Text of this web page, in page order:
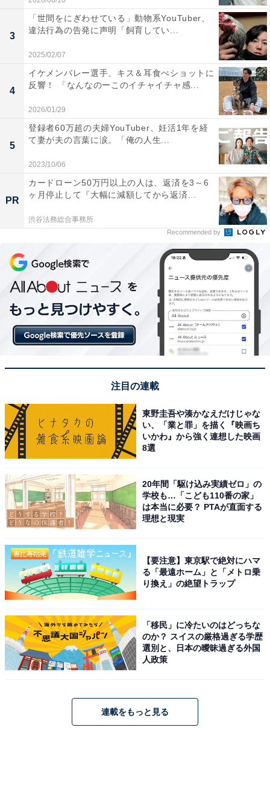
3
「世間をにぎわせている」動物系YouTuber、
違法行為の告発に声明「飼育してい...
2025/02/07
4
イケメンバレー選手、キス＆耳食べショットに
反響！ 「なんなのーこのイチャイチャ感...
2026/01/29
5
登録者60万超の夫婦YouTuber、妊活1年を経
て妻が夫の言葉に涙。「俺の人生...
2023/10/06
PR
カードローン50万円以上の人は、返済を3～6
ヶ月停止して『大幅に減額してから返済...
渋谷法務総合事務所
Recommended by
注目の連載
東野圭吾や湊かなえだけじゃな
い、「業と罪」を描く『映画ち
いかわ』から強く連想した映画
8選
20年間「駆け込み実績ゼロ」の
学校も…「こども110番の家」
は本当に必要？ PTAが直面する
理想と現実
【要注意】東京駅で絶対にハマ
る「最遠ホーム」と「メトロ乗
り換え」の絶望トラップ
「移民」に冷たいのはどっちな
のか？ スイスの厳格過ぎる学歴
選別と、日本の曖昧過ぎる外国
人政策
連載をもっと見る